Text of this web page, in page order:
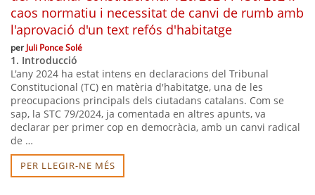
caos normatiu i necessitat de canvi de rumb amb
l'aprovació d'un text refós d'habitatge
perJuli Ponce Solé
1. Introducció
L'any 2024 ha estat intens en declaracions del Tribunal
Constitucional (TC) en matèria d'habitatge, una de les
preocupacions principals dels ciutadans catalans. Com se
sap, la STC 79/2024, ja comentada en altres apunts, va
declarar per primer cop en democràcia, amb un canvi radical
de …
PER LLEGIR-NE MÉS